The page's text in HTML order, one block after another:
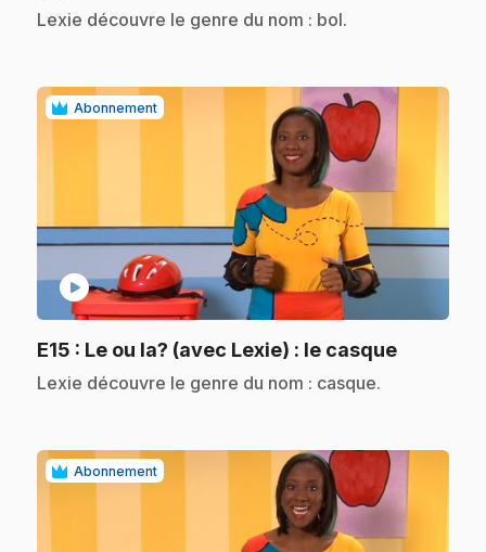
.Lexie découvre le genre du nom : bol.
Abonnement
play_circle
E15 : Le ou la? (avec Lexie) : le casque.
.Lexie découvre le genre du nom : casque.
Abonnement